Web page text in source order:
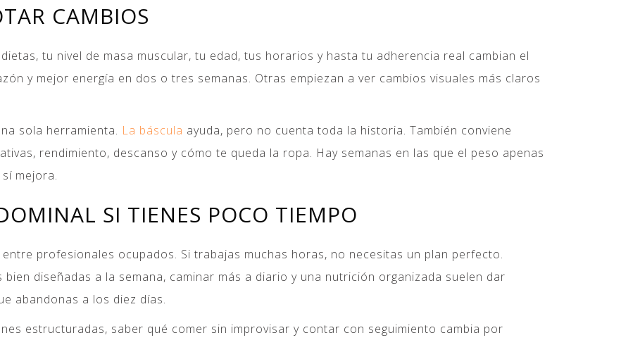
CAMBIOS
tu nivel de masa muscular, tu edad, tus horarios y hasta tu adherencia real cambian el
y mejor energía en dos o tres semanas. Otras empiezan a ver cambios visuales más claros
sola herramienta. La báscula ayuda, pero no cuenta toda la historia. También conviene
rendimiento, descanso y cómo te queda la ropa. Hay semanas en las que el peso apenas
mejora.
SI TIENES POCO TIEMPO
profesionales ocupados. Si trabajas muchas horas, no necesitas un plan perfecto.
diseñadas a la semana, caminar más a diario y una nutrición organizada suelen dar
abandonas a los diez días.
estructuradas, saber qué comer sin improvisar y contar con seguimiento cambia por